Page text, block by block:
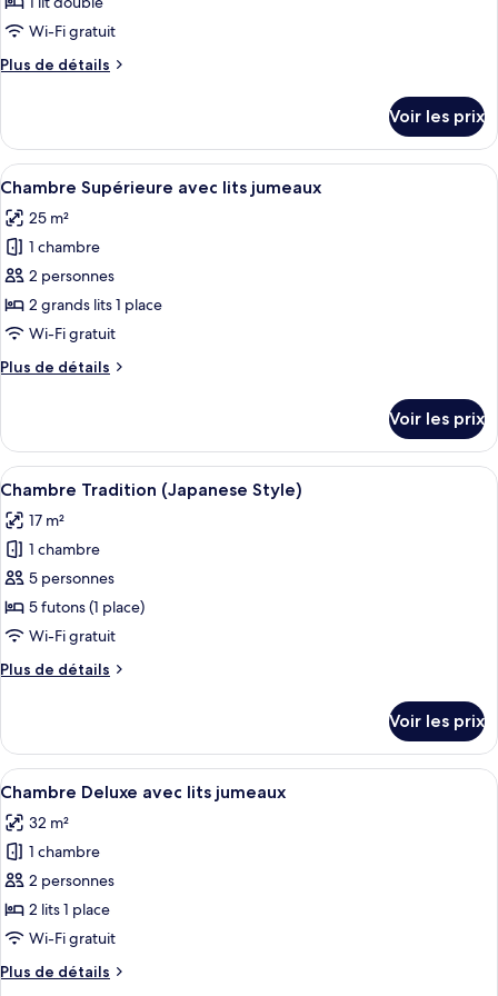
type
chambre :
Wi-Fi gratuit
Plus de détails
Plus
le
type
de
Chambre
Double
Voir les prix
Afficher
toutes
les
photos
pour
ce
type
chambre :
avec
lits
jumeaux
Une chambre d’hôtel avec deux
5
Chambre Supérieure avec lits jumeaux
25 m²
1 chambre
2 personnes
2 grands lits 1 place
Wi-Fi gratuit
Plus de détails
Plus
le
type
de
Chambre
Supérieure
avec
lits
jumeaux
Voir les prix
Afficher
toutes
les
photos
pour
ce
type
chambre :
(Japanese
Style)
Une pièce avec des tatamis, un lit
5
Chambre Tradition (Japanese Style)
17 m²
1 chambre
5 personnes
5 futons (1 place)
Wi-Fi gratuit
Plus de détails
Plus
le
type
de
Chambre
Tradition
(Japanese
Style)
Voir les prix
Afficher
toutes
les
photos
pour
ce
type
chambre :
Une cuisine moderne avec une
8
Chambre Deluxe avec lits jumeaux
32 m²
1 chambre
2 personnes
2 lits 1 place
Wi-Fi gratuit
Plus de détails
Plus